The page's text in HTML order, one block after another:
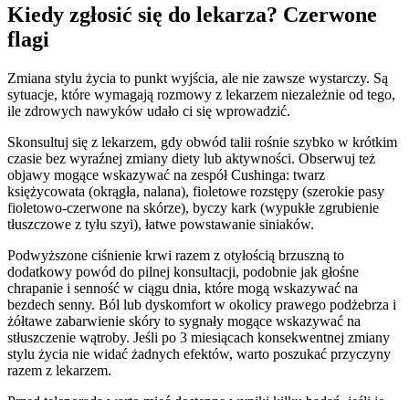
Kiedy zgłosić się do lekarza? Czerwone
flagi
Zmiana stylu życia to punkt wyjścia, ale nie zawsze wystarczy. Są
sytuacje, które wymagają rozmowy z lekarzem niezależnie od tego,
ile zdrowych nawyków udało ci się wprowadzić.
Skonsultuj się z lekarzem, gdy obwód talii rośnie szybko w krótkim
czasie bez wyraźnej zmiany diety lub aktywności. Obserwuj też
objawy mogące wskazywać na zespół Cushinga: twarz
księżycowata (okrągła, nalana), fioletowe rozstępy (szerokie pasy
fioletowo-czerwone na skórze), byczy kark (wypukłe zgrubienie
tłuszczowe z tyłu szyi), łatwe powstawanie siniaków.
Podwyższone ciśnienie krwi razem z otyłością brzuszną to
dodatkowy powód do pilnej konsultacji, podobnie jak głośne
chrapanie i senność w ciągu dnia, które mogą wskazywać na
bezdech senny. Ból lub dyskomfort w okolicy prawego podżebrza i
żółtawe zabarwienie skóry to sygnały mogące wskazywać na
stłuszczenie wątroby. Jeśli po 3 miesiącach konsekwentnej zmiany
stylu życia nie widać żadnych efektów, warto poszukać przyczyny
razem z lekarzem.